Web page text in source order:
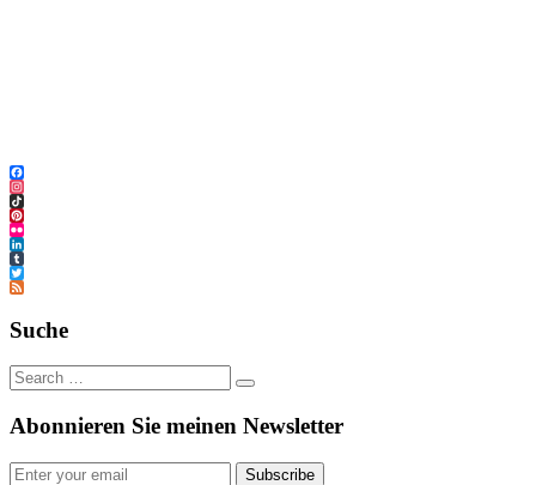
Facebook
Instagram
TikTok
Pinterest
Flickr
LinkedIn
Tumblr
Twitter
Feed
Suche
Abonnieren Sie meinen Newsletter
Subscribe